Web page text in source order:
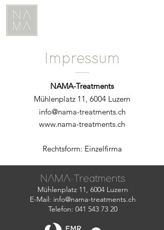
Impressum
NAMA-Treatments
Mühlenplatz 11, 6004 Luzern
info@nama-treatments.ch
www.nama-treatments.ch
Rechtsform: Einzelfirma
NAMA-Treatments
Mühlenplatz 11, 6004 Luzern
E-Mail: info@nama-treatments.ch
Telefon: 041 543 73 20